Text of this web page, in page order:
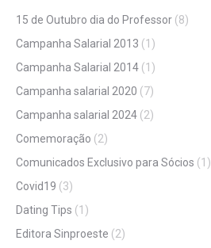
15 de Outubro dia do Professor (8)
Campanha Salarial 2013 (1)
Campanha Salarial 2014 (1)
Campanha salarial 2020 (7)
Campanha salarial 2024 (2)
Comemoração (2)
Comunicados Exclusivo para Sócios (1)
Covid19 (3)
Dating Tips (1)
Editora Sinproeste (2)